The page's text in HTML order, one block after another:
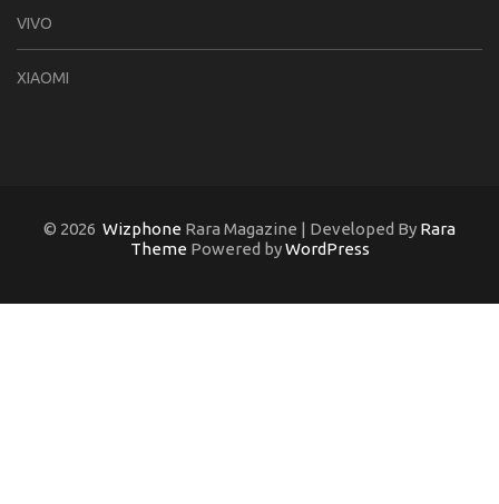
VIVO
XIAOMI
© 2026 Wizphone Rara Magazine | Developed By Rara
Theme Powered byWordPress